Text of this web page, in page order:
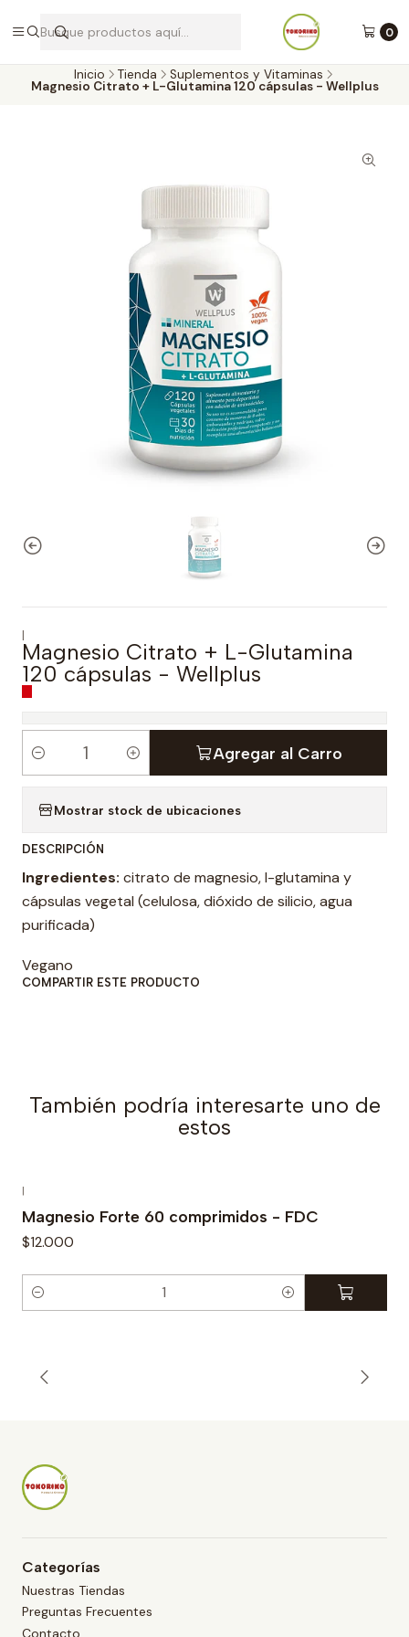
0
Envíos a todo Chile por Blue Express
Inicio Tienda Suplementos y Vitaminas
Magnesio Citrato + L-Glutamina 120 cápsulas - Wellplus
|
Magnesio Citrato + L-Glutamina
120 cápsulas - Wellplus
d
a
d
Agregar al Carro
Mostrar stock de ubicaciones
DESCRIPCIÓN
Ingredientes: citrato de magnesio, l-glutamina y
cápsulas vegetal (celulosa, dióxido de silicio, agua
purificada)
Vegano
COMPARTIR ESTE PRODUCTO
También podría interesarte uno de
estos
|
Magnesio Forte 60 comprimidos - FDC
$12.000
d
Categorías
Nuestras Tiendas
Preguntas Frecuentes
Contacto